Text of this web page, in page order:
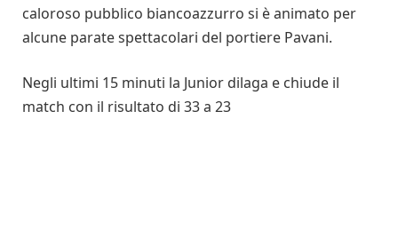
caloroso pubblico biancoazzurro si è animato per
alcune parate spettacolari del portiere Pavani.
Negli ultimi 15 minuti la Junior dilaga e chiude il
match con il risultato di 33 a 23